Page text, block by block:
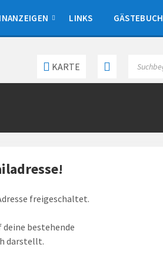
LINKS GÄSTEBUCH
KARTE
freigeschaltet.
deine bestehende
darstellt.